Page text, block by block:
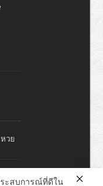
วย
ะสบการณ์ที่ดีใน